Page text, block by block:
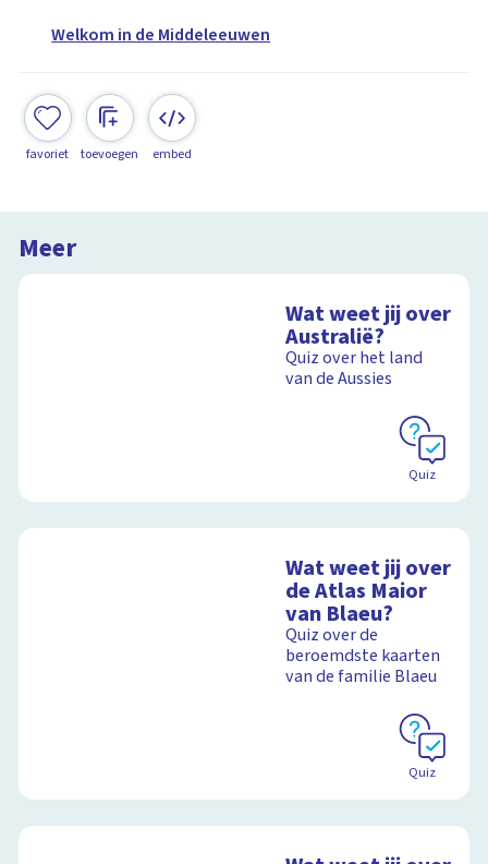
Welkom in de Middeleeuwen
favoriet toevoegen embed
Meer
Wat weet jij over
Australië?
Quiz over het land
van de Aussies
Quiz
Wat weet jij over
de Atlas Maior
van Blaeu?
Quiz over de
beroemdste kaarten
van de familie Blaeu
Quiz